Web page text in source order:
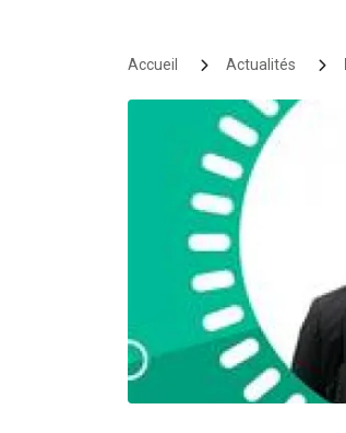
Fil d'Ariane
Accueil Actualités